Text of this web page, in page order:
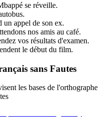
se réveille.
appel de son ex.
nos amis au café.
vos résultats d'examen.
le début du film.
sans Fautes
les bases de l'orthographe